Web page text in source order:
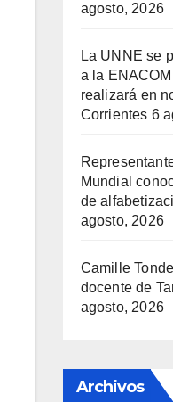
agosto, 2026
La UNNE se
a la
realizará en
Corrientes 6
Mundial
de
agosto, 2026
Camille
docente de
agosto, 2026
Archivos